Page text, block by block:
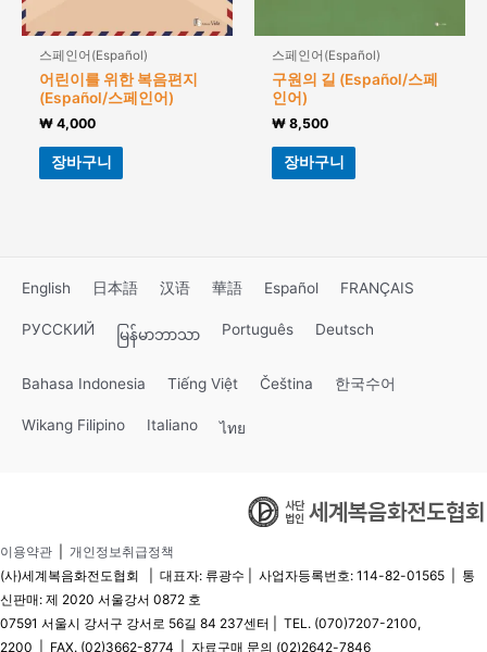
스페인어(Español)
어린이를 위한 복음편지
(Español/스페인어)
₩ 4,000
장바구니
스페인어(Español)
구원의 길 (Español/스페
인어)
₩ 8,500
장바구니
English 日本語 汉语 華語 Español FRANÇAIS
РУССКИЙ မြန်မာဘာသာ Português Deutsch
Bahasa Indonesia Tiếng Việt Čeština 한국수어
Wikang Filipino Italiano ไทย
이용약관
개인정보취급정책
(사)세계복음화전도협회 | 대표자: 류광수 | 사업자등록번호: 114-82-01565 | 통
신판매: 제 2020 서울강서 0872 호
07591 서울시 강서구 강서로 56길 84 237센터 | TEL. (070)7207-2100,
2200 | FAX. (02)3662-8774 | 자료구매 문의 (02)2642-7846